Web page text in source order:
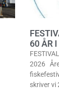
60 ÅR
2026
skriver vi